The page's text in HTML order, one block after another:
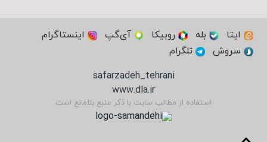
ایتا بله روبیکا آی‌گپ
اینستاگرام
سروش
تلگرام
safarzadeh_tehrani
www.dla.ir
استفاده از مطالب سایت با ذکر منبع بلامانع است